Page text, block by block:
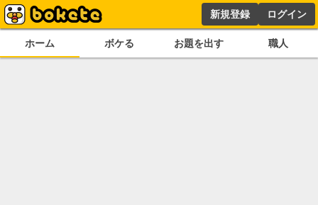
新規登録 ログイン
ホーム ボケる お題を出す 職人